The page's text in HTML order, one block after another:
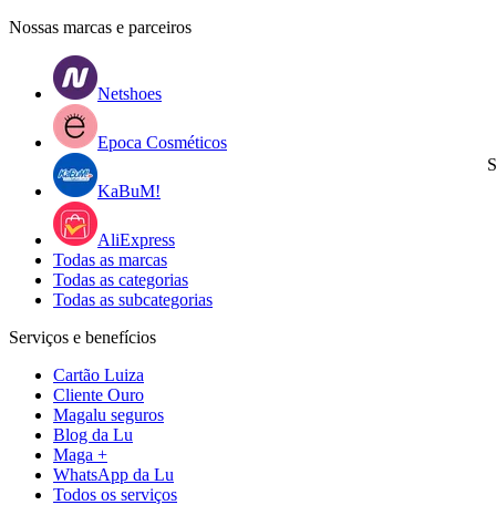
Nossas marcas e parceiros
Netshoes
Epoca Cosméticos
KaBuM!
AliExpress
Todas as marcas
Todas as categorias
Todas as subcategorias
Serviços e benefícios
Cartão Luiza
Cliente Ouro
Magalu seguros
Blog da Lu
Maga +
WhatsApp da Lu
Todos os serviços